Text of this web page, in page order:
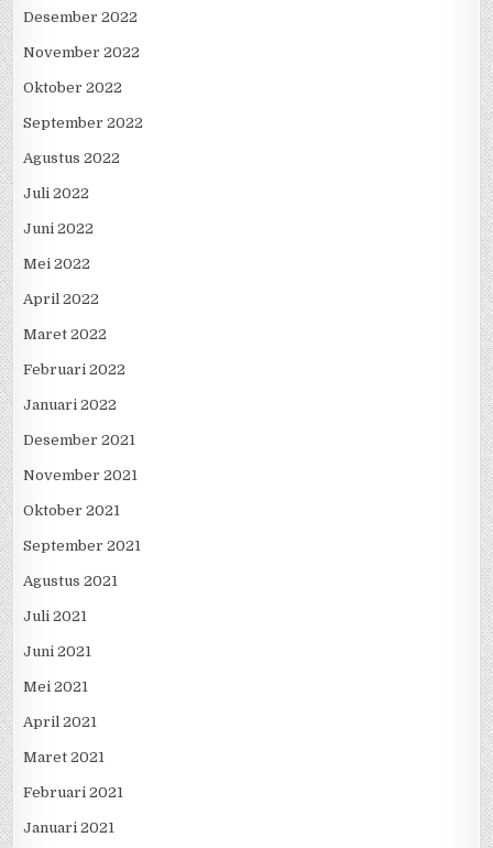
Desember 2022
November 2022
Oktober 2022
September 2022
Agustus 2022
Juli 2022
Juni 2022
Mei 2022
April 2022
Maret 2022
Februari 2022
Januari 2022
Desember 2021
November 2021
Oktober 2021
September 2021
Agustus 2021
Juli 2021
Juni 2021
Mei 2021
April 2021
Maret 2021
Februari 2021
Januari 2021